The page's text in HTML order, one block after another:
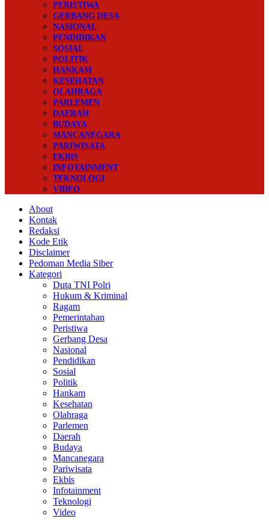
PERISTIWA
GERBANG DESA
NASIONAL
PENDIDIKAN
SOSIAL
POLITIK
HANKAM
KESEHATAN
OLAHRAGA
PARLEMEN
DAERAH
BUDAYA
MANCANEGARA
PARIWISATA
EKBIS
INFOTAINMENT
TEKNOLOGI
VIDEO
About
Kontak
Redaksi
Kode Etik
Disclaimer
Pedoman Media Siber
Kategori
Duta TNI Polri
Hukum & Kriminal
Ragam
Pemerintahan
Peristiwa
Gerbang Desa
Nasional
Pendidikan
Sosial
Politik
Hankam
Kesehatan
Olahraga
Parlemen
Daerah
Budaya
Mancanegara
Pariwisata
Ekbis
Infotainment
Teknologi
Video